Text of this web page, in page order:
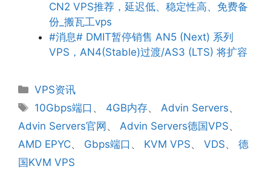
CN2 VPS推荐，延迟低、稳定性高、免费备
份_搬瓦工vps
#消息# DMIT暂停销售 AN5 (Next) 系列
VPS，AN4(Stable)过渡/AS3 (LTS) 将扩容
分
类
VPS资讯
标
签
10Gbps端口 、 4GB内存、Advin Servers、
Advin Servers官网 、 Advin Servers德国VPS、
AMD EPYC、 Gbps端口 、 KVM VPS、 VDS、 德
国KVM VPS